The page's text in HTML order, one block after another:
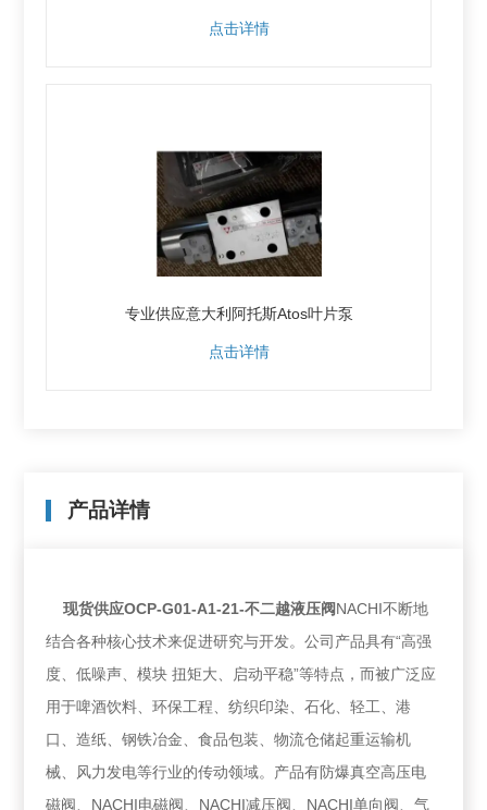
点击详情
专业供应意大利阿托斯Atos叶片泵
点击详情
产品详情
现货供应OCP-G01-A1-21-不二越液压阀NACHI不断地
结合各种核心技术来促进研究与开发。公司产品具有“高强
度、低噪声、模块 扭矩大、启动平稳”等特点，而被广泛应
用于啤酒饮料、环保工程、纺织印染、石化、轻工、港
口、造纸、钢铁冶金、食品包装、物流仓储起重运输机
械、风力发电等行业的传动领域。产品有防爆真空高压电
磁阀、NACHI电磁阀、NACHI减压阀、NACHI单向阀、气